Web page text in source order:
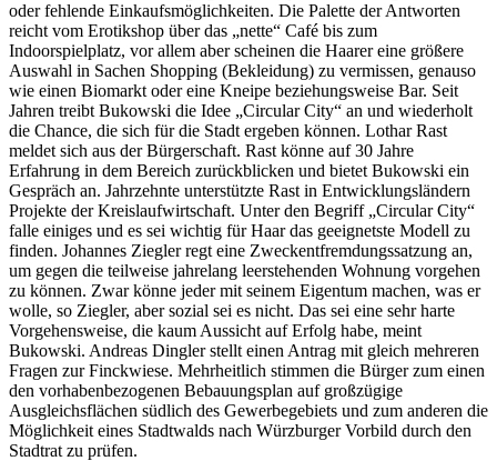
oder fehlende Einkaufsmöglichkeiten. Die Palette der Antworten
reicht vom Erotikshop über das „nette“ Café bis zum
Indoorspielplatz, vor allem aber scheinen die Haarer eine größere
Auswahl in Sachen Shopping (Bekleidung) zu vermissen, genauso
wie einen Biomarkt oder eine Kneipe beziehungsweise Bar. Seit
Jahren treibt Bukowski die Idee „Circular City“ an und wiederholt
die Chance, die sich für die Stadt ergeben können. Lothar Rast
meldet sich aus der Bürgerschaft. Rast könne auf 30 Jahre
Erfahrung in dem Bereich zurückblicken und bietet Bukowski ein
Gespräch an. Jahrzehnte unterstützte Rast in Entwicklungsländern
Projekte der Kreislaufwirtschaft. Unter den Begriff „Circular City“
falle einiges und es sei wichtig für Haar das geeignetste Modell zu
finden. Johannes Ziegler regt eine Zweckentfremdungssatzung an,
um gegen die teilweise jahrelang leerstehenden Wohnung vorgehen
zu können. Zwar könne jeder mit seinem Eigentum machen, was er
wolle, so Ziegler, aber sozial sei es nicht. Das sei eine sehr harte
Vorgehensweise, die kaum Aussicht auf Erfolg habe, meint
Bukowski. Andreas Dingler stellt einen Antrag mit gleich mehreren
Fragen zur Finckwiese. Mehrheitlich stimmen die Bürger zum einen
den vorhabenbezogenen Bebauungsplan auf großzügige
Ausgleichsflächen südlich des Gewerbegebiets und zum anderen die
Möglichkeit eines Stadtwalds nach Würzburger Vorbild durch den
Stadtrat zu prüfen.